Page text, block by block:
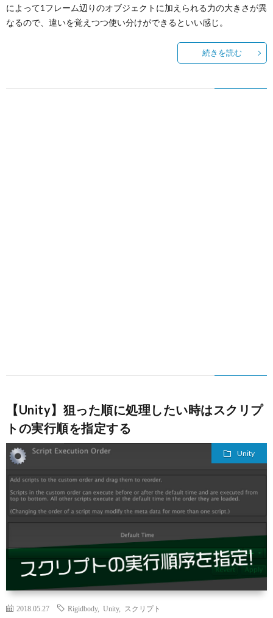
合
によって1フレーム辺りのオブジェクトに加えられる力の大きさが異
なるので、違いを覚えつつ使い分けができるといい感じ。
続きを読む
【Unity】狙った順に処理したい時はスクリプ
トの実行順を指定する
Unity
2018.05.27 Rigidbody, Unity, スクリプト